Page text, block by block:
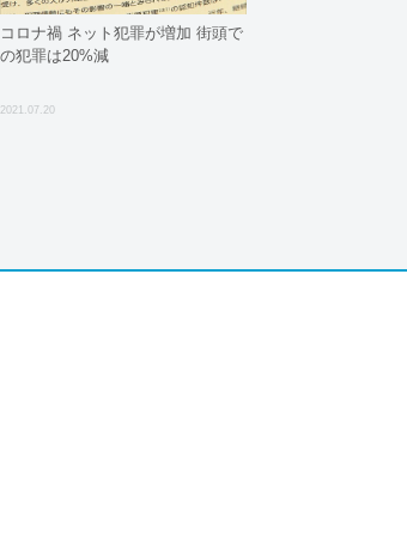
コロナ禍 ネット犯罪が増加 街頭で
の犯罪は20%減
2021.07.20